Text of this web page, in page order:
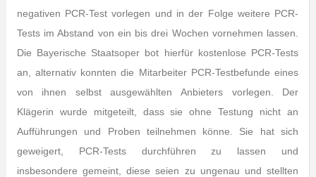
negativen PCR-Test vorlegen und in der Folge weitere PCR-
Tests im Abstand von ein bis drei Wochen vornehmen lassen.
Die Bayerische Staatsoper bot hierfür kostenlose PCR-Tests
an, alternativ konnten die Mitarbeiter PCR-Testbefunde eines
von ihnen selbst ausgewählten Anbieters vorlegen. Der
Klägerin wurde mitgeteilt, dass sie ohne Testung nicht an
Aufführungen und Proben teilnehmen könne. Sie hat sich
geweigert, PCR-Tests durchführen zu lassen und
insbesondere gemeint, diese seien zu ungenau und stellten